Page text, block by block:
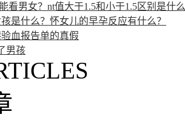
看男女？nt值大于1.5和小于1.5区别是什
是什么？怀女儿的早孕反应有什么？
血报告单的真假
男孩